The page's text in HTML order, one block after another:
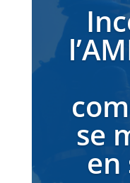
se
en